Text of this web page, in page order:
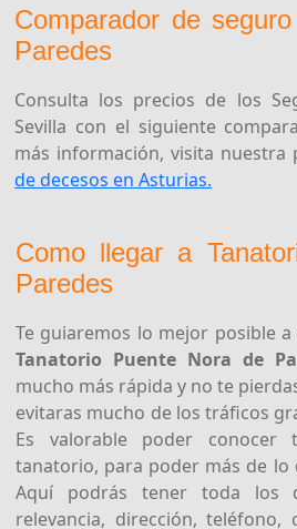
Comparador de
Paredes
Consulta los precios de los
Sevilla con el siguiente
más información, visita nuestra
de decesos en Asturias.
Como llegar a
Paredes
Te guiaremos lo mejor posible
Tanatorio Puente Nora de
mucho más rápida y no te
evitaras mucho de los tráficos
Es valorable poder
tanatorio, para poder más de lo
Aquí podrás tener toda los
relevancia, dirección, teléfono,